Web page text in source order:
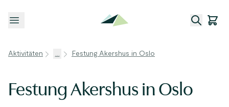
Menü öffnen
Aktivitäten ... Festung Akershus in Oslo
Festung Akershus in Oslo